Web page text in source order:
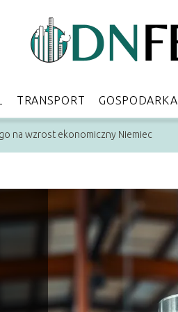
TRANSPORT GOSPODARKA
na wzrost ekonomiczny Niemiec